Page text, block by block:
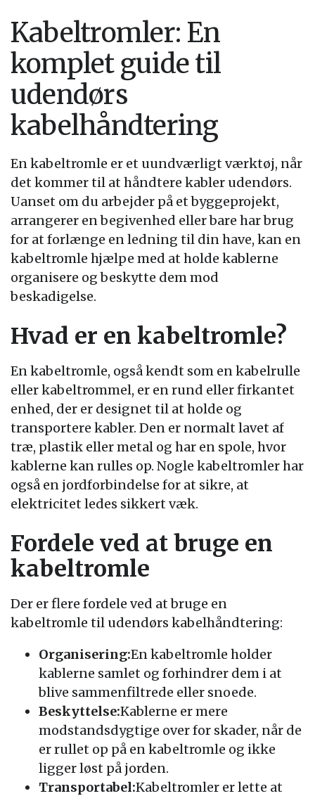
Kabeltromler: En
komplet guide til
udendørs
kabelhåndtering
En kabeltromle er et uundværligt værktøj, når
det kommer til at håndtere kabler udendørs.
Uanset om du arbejder på et byggeprojekt,
arrangerer en begivenhed eller bare har brug
for at forlænge en ledning til din have, kan en
kabeltromle hjælpe med at holde kablerne
organisere og beskytte dem mod
beskadigelse.
Hvad er en kabeltromle?
En kabeltromle, også kendt som en kabelrulle
eller kabeltrommel, er en rund eller firkantet
enhed, der er designet til at holde og
transportere kabler. Den er normalt lavet af
træ, plastik eller metal og har en spole, hvor
kablerne kan rulles op. Nogle kabeltromler har
også en jordforbindelse for at sikre, at
elektricitet ledes sikkert væk.
Fordele ved at bruge en
kabeltromle
Der er flere fordele ved at bruge en
kabeltromle til udendørs kabelhåndtering:
Organisering:En kabeltromle holder
kablerne samlet og forhindrer dem i at
blive sammenfiltrede eller snoede.
Beskyttelse:Kablerne er mere
modstandsdygtige over for skader, når de
er rullet op på en kabeltromle og ikke
ligger løst på jorden.
Transportabel:Kabeltromler er lette at